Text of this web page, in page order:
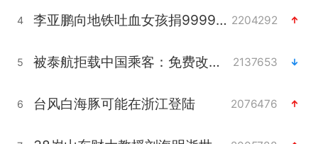
4 李亚鹏向地铁吐血女孩捐99999元 2204292
5 被泰航拒载中国乘客：免费改签没兑现 2137653
6 台风白海豚可能在浙江登陆 2076476